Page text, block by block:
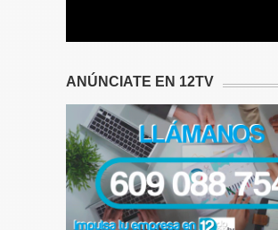
ANÚNCIATE EN 12TV